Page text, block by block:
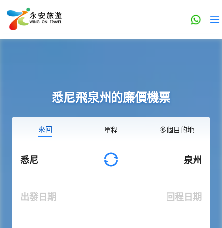
悉尼飛泉州的廉價機票
來回 單程 多個目的地
悉尼 泉州
出發日期 回程日期